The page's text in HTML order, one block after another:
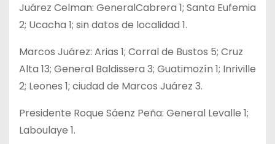
Juárez Celman: GeneralCabrera 1; Santa Eufemia
2; Ucacha 1; sin datos de localidad 1.
Marcos Juárez: Arias 1; Corral de Bustos 5; Cruz
Alta 13; General Baldissera 3; Guatimozín 1; Inriville
2; Leones 1; ciudad de Marcos Juárez 3.
Presidente Roque Sáenz Peña: General Levalle 1;
Laboulaye 1.